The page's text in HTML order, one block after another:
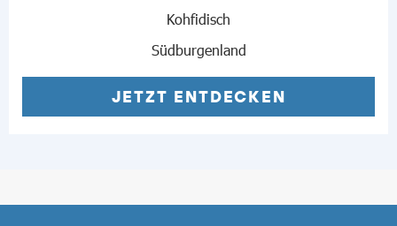
Kohfidisch
Südburgenland
JETZT ENTDECKEN